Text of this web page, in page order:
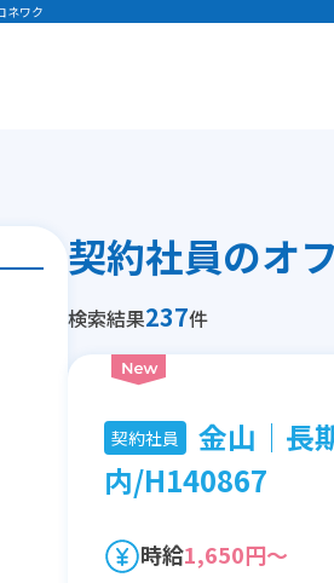
ネワク
契約社員のオ
検索結果237件
契約社員
金山│長
内/H140867
時給1,650円～